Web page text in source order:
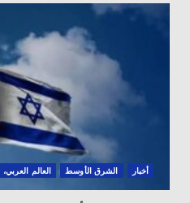
أخبار الشرق الأوسط العالم العربي،